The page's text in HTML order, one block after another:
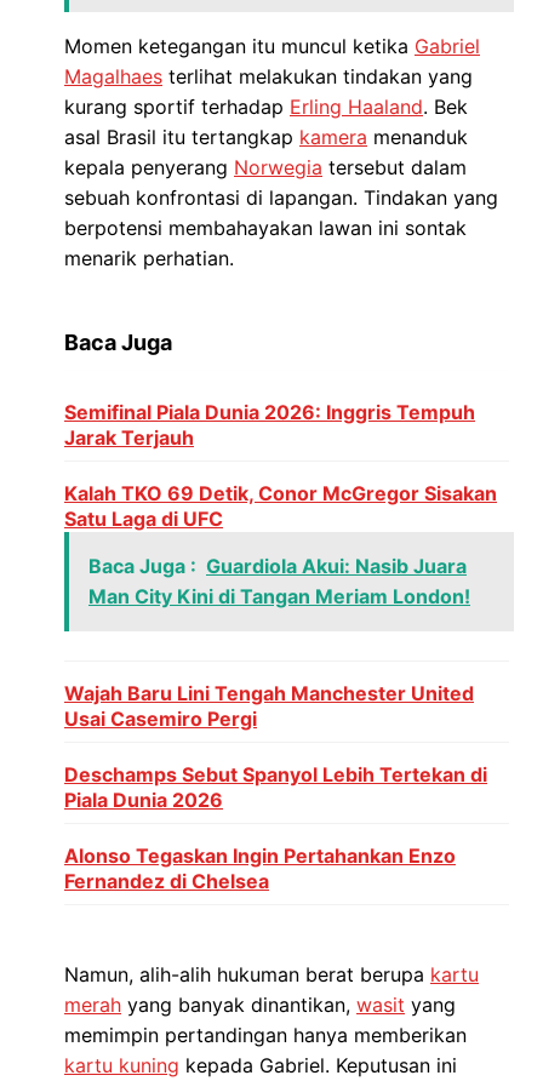
Momen ketegangan itu muncul ketika Gabriel
Magalhaes terlihat melakukan tindakan yang
kurang sportif terhadap Erling Haaland. Bek
asal Brasil itu tertangkap kamera menanduk
kepala penyerang Norwegia tersebut dalam
sebuah konfrontasi di lapangan. Tindakan yang
berpotensi membahayakan lawan ini sontak
menarik perhatian.
Baca Juga
Semifinal Piala Dunia 2026: Inggris Tempuh
Jarak Terjauh
Kalah TKO 69 Detik, Conor McGregor Sisakan
Satu Laga di UFC
Baca Juga : Guardiola Akui: Nasib Juara
Man City Kini di Tangan Meriam London!
Wajah Baru Lini Tengah Manchester United
Usai Casemiro Pergi
Deschamps Sebut Spanyol Lebih Tertekan di
Piala Dunia 2026
Alonso Tegaskan Ingin Pertahankan Enzo
Fernandez di Chelsea
Namun, alih-alih hukuman berat berupa kartu
merah yang banyak dinantikan, wasit yang
memimpin pertandingan hanya memberikan
kartu kuning kepada Gabriel. Keputusan ini